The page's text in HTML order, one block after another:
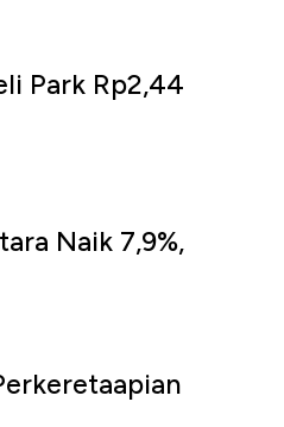
Park Rp2,44
Naik 7,9%,